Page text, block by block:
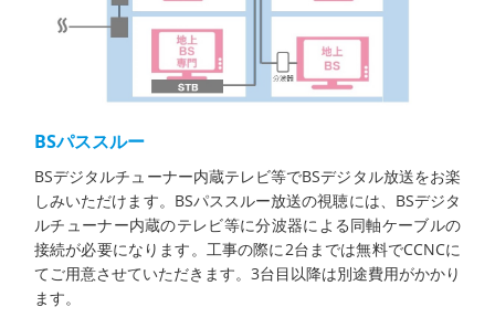
BSパススルー
BSデジタルチューナー内蔵テレビ等でBSデジタル放送をお楽
しみいただけます。BSパススルー放送の視聴には、BSデジタ
ルチューナー内蔵のテレビ等に分波器による同軸ケーブルの
接続が必要になります。工事の際に2台までは無料でCCNCに
てご用意させていただきます。3台目以降は別途費用がかかり
ます。